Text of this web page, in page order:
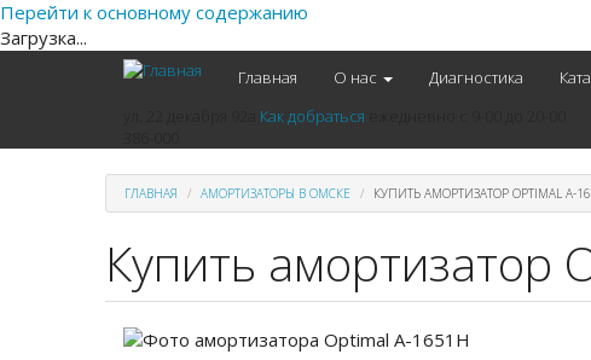
Перейти к основному содержанию
Загрузка...
Главная О нас Диагностика
Как добраться
ГЛАВНАЯ АМОРТИЗАТОРЫ В ОМСКЕ КУПИТЬ АМОРТИЗАТОР OPTIMAL A-
Купить амортизатор